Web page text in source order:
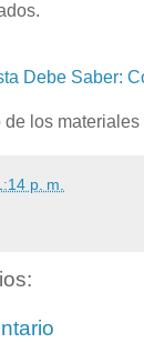
Debe Saber:
los
p. m.